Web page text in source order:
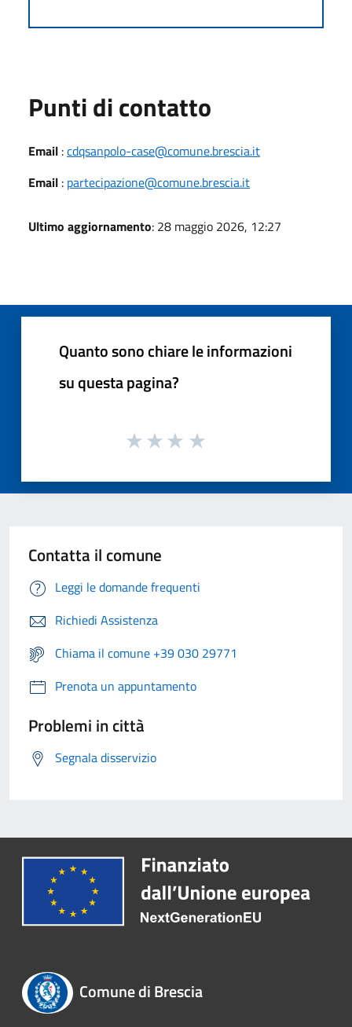
Punti di contatto
Email :cdqsanpolo-case@comune.brescia.it
Email : partecipazione@comune.brescia.it
Ultimo aggiornamento: 28 maggio 2026, 12:27
Quanto sono chiare le informazioni
su questa pagina?
Contatta il comune
Leggi le domande frequenti
Richiedi Assistenza
Chiama il comune +39 030 29771
Prenota un appuntamento
Problemi in città
Segnala disservizio
Comune di Brescia